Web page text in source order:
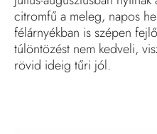
citromfű a meleg, napos
félárnyékban is szépen
túlöntözést nem kedveli,
rövid ideig tűri jól.